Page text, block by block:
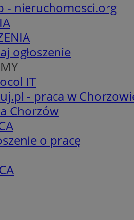
- nieruchomosci.org
ogłoszenie
IT
- praca w
Chorzów
o pracę